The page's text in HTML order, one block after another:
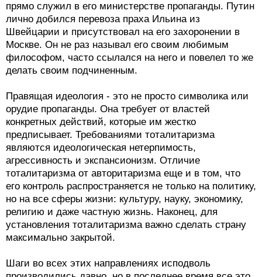
прямо служил в его министерстве пропаганды. Путин
лично добился перевоза праха Ильина из
Швейцарии и присутствовал на его захоронении в
Москве. Он не раз называл его своим любимым
философом, часто ссылался на него и повелел то же
делать своим подчиненным.
Правящая идеология - это не просто символика или
орудие пропаганды. Она требует от властей
конкретных действий, которые им жестко
предписывает. Требованиями тоталитаризма
являются идеологическая нетерпимость,
агрессивность и экспансионизм. Отличие
тоталитаризма от авторитаризма еще и в том, что
его контроль распространяется не только на политику,
но на все сферы жизни: культуру, науку, экономику,
религию и даже частную жизнь. Наконец, для
установления тоталитаризма важно сделать страну
максимально закрытой.
Шаги во всех этих направлениях исподволь